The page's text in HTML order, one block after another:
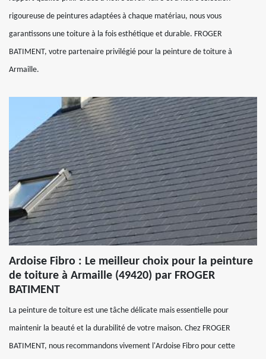
rigoureuse de peintures adaptées à chaque matériau, nous vous
garantissons une toiture à la fois esthétique et durable. FROGER
BATIMENT, votre partenaire privilégié pour la peinture de toiture à
Armaille.
Ardoise Fibro : Le meilleur choix pour la peinture
de toiture à Armaille (49420) par FROGER
BATIMENT
La peinture de toiture est une tâche délicate mais essentielle pour
maintenir la beauté et la durabilité de votre maison. Chez FROGER
BATIMENT, nous recommandons vivement l'Ardoise Fibro pour cette